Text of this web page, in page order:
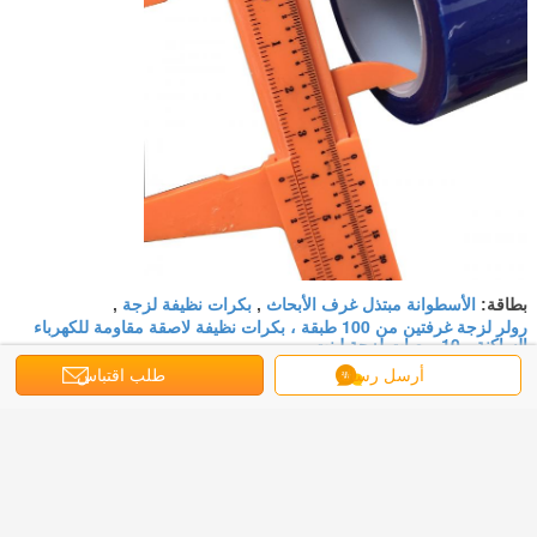
بطاقة: الأسطوانة مبتذل غرف الأبحاث , بكرات نظيفة لزجة ,
رولر لزجة غرفتين من 100 طبقة ، بكرات نظيفة لاصقة مقاومة للكهرباء
الساكنة ، 10 بوصات لزجة لينت
احصل على افضل سعر ل
أرسل رسالة طلب اقتباس